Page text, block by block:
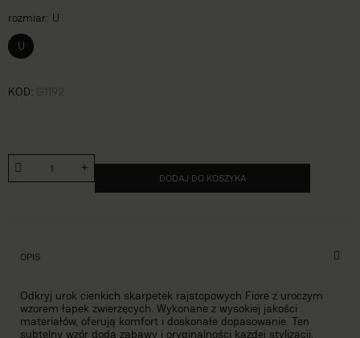
rozmiar U
U
KOD
DODAJ DO KOSZYKA
OPIS
Odkryj urok cienkich skarpetek rajstopowych Fiore z uroczym
wzorem łapek zwierzęcych. Wykonane z wysokiej jakości
materiałów, oferują komfort i doskonałe dopasowanie. Ten
subtelny wzór doda zabawy i oryginalności każdej stylizacji,